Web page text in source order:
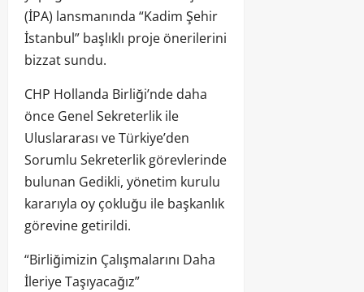
(İPA) lansmanında “Kadim Şehir
İstanbul” başlıklı proje önerilerini
bizzat sundu.
CHP Hollanda Birliği’nde daha
önce Genel Sekreterlik ile
Uluslararası ve Türkiye’den
Sorumlu Sekreterlik görevlerinde
bulunan Gedikli, yönetim kurulu
kararıyla oy çokluğu ile başkanlık
görevine getirildi.
“Birliğimizin Çalışmalarını Daha
İleriye Taşıyacağız”